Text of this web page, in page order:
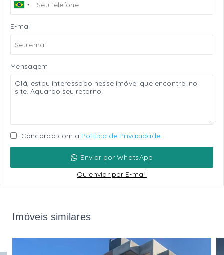
E-mail
Mensagem
Concordo com a Política de Privacidade
Enviar por WhatsApp
Ou enviar por E-mail
Imóveis similares